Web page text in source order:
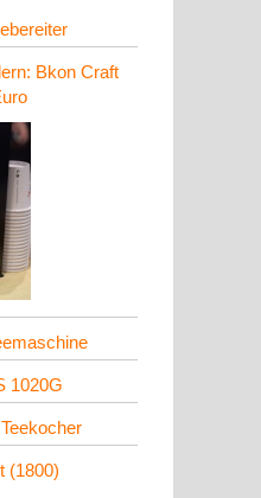
Bkon Craft
1020G
(1800)